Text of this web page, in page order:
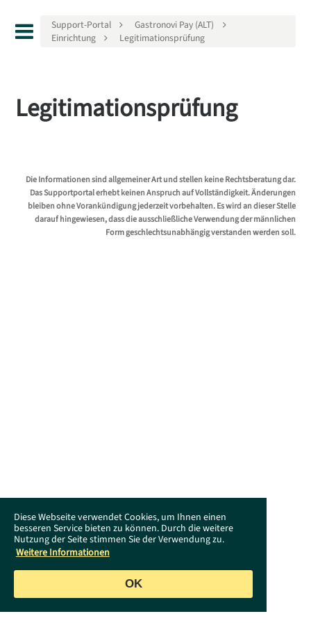
Diese Webseite verwendet Cookies, um Ihnen einen
besseren Service bieten zu können. Durch die weitere
Nutzung der Seite stimmen Sie der Verwendung zu.
Weitere Informationen
OK
Support-Portal
Gastronovi Pay (ALT)
Einrichtung
Legitimationsprüfung
Legitimationsprüfung
Die Informationen sind allgemeiner Art und stellen keine Rechtsberatung dar.
Das Supportportal erhebt keinen Anspruch auf Vollständigkeit. Änderungen
bleiben ohne Vorankündigung jederzeit vorbehalten. Es wird an dieser Stelle
darauf hingewiesen, dass die ausschließliche Verwendung der männlichen
Form geschlechtsunabhängig verstanden werden soll.